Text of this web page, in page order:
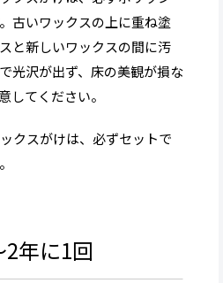
古いワックスの上に重ね塗
と新しいワックスの間に汚
光沢が出ず、床の美観が損な
してください。
クスがけは、必ずセットで
年に1回